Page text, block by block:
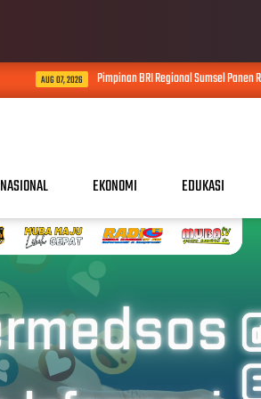
Pimpinan BRI Regional Sumsel Panen Raya Melon
NASIONAL EKONOMI EDUKASI